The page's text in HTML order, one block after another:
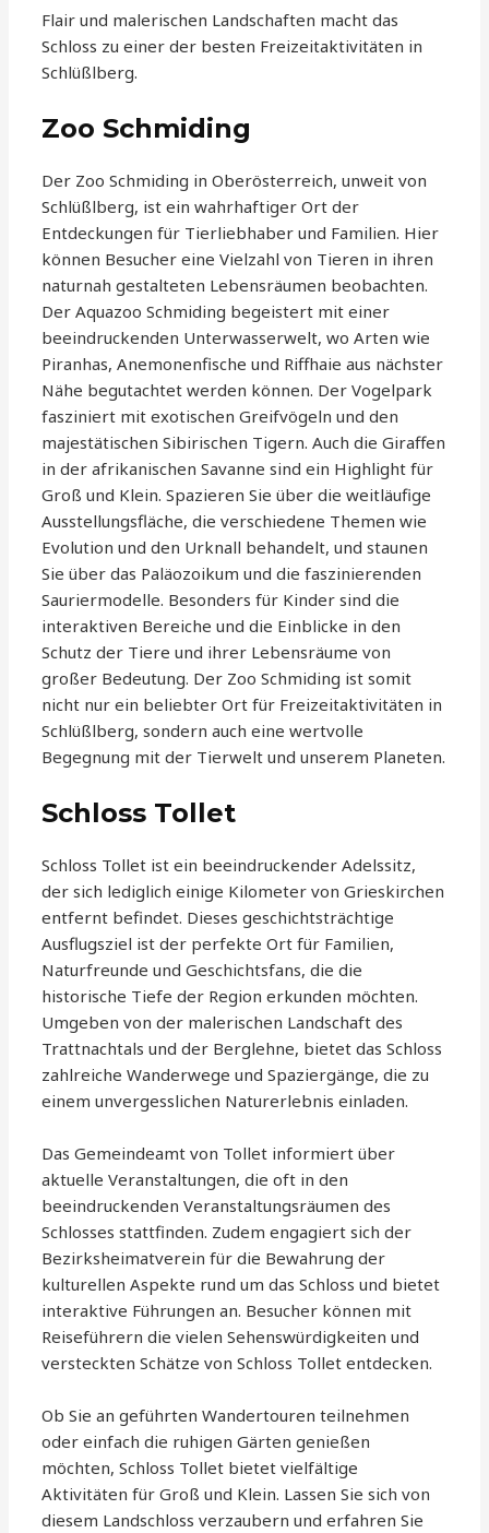
Flair und malerischen Landschaften macht das
Schloss zu einer der besten Freizeitaktivitäten in
Schlüßlberg.
Zoo Schmiding
Der Zoo Schmiding in Oberösterreich, unweit von
Schlüßlberg, ist ein wahrhaftiger Ort der
Entdeckungen für Tierliebhaber und Familien. Hier
können Besucher eine Vielzahl von Tieren in ihren
naturnah gestalteten Lebensräumen beobachten.
Der Aquazoo Schmiding begeistert mit einer
beeindruckenden Unterwasserwelt, wo Arten wie
Piranhas, Anemonenfische und Riffhaie aus nächster
Nähe begutachtet werden können. Der Vogelpark
fasziniert mit exotischen Greifvögeln und den
majestätischen Sibirischen Tigern. Auch die Giraffen
in der afrikanischen Savanne sind ein Highlight für
Groß und Klein. Spazieren Sie über die weitläufige
Ausstellungsfläche, die verschiedene Themen wie
Evolution und den Urknall behandelt, und staunen
Sie über das Paläozoikum und die faszinierenden
Sauriermodelle. Besonders für Kinder sind die
interaktiven Bereiche und die Einblicke in den
Schutz der Tiere und ihrer Lebensräume von
großer Bedeutung. Der Zoo Schmiding ist somit
nicht nur ein beliebter Ort für Freizeitaktivitäten in
Schlüßlberg, sondern auch eine wertvolle
Begegnung mit der Tierwelt und unserem Planeten.
Schloss Tollet
Schloss Tollet ist ein beeindruckender Adelssitz,
der sich lediglich einige Kilometer von Grieskirchen
entfernt befindet. Dieses geschichtsträchtige
Ausflugsziel ist der perfekte Ort für Familien,
Naturfreunde und Geschichtsfans, die die
historische Tiefe der Region erkunden möchten.
Umgeben von der malerischen Landschaft des
Trattnachtals und der Berglehne, bietet das Schloss
zahlreiche Wanderwege und Spaziergänge, die zu
einem unvergesslichen Naturerlebnis einladen.
Das Gemeindeamt von Tollet informiert über
aktuelle Veranstaltungen, die oft in den
beeindruckenden Veranstaltungsräumen des
Schlosses stattfinden. Zudem engagiert sich der
Bezirksheimatverein für die Bewahrung der
kulturellen Aspekte rund um das Schloss und bietet
interaktive Führungen an. Besucher können mit
Reiseführern die vielen Sehenswürdigkeiten und
versteckten Schätze von Schloss Tollet entdecken.
Ob Sie an geführten Wandertouren teilnehmen
oder einfach die ruhigen Gärten genießen
möchten, Schloss Tollet bietet vielfältige
Aktivitäten für Groß und Klein. Lassen Sie sich von
diesem Landschloss verzaubern und erfahren Sie